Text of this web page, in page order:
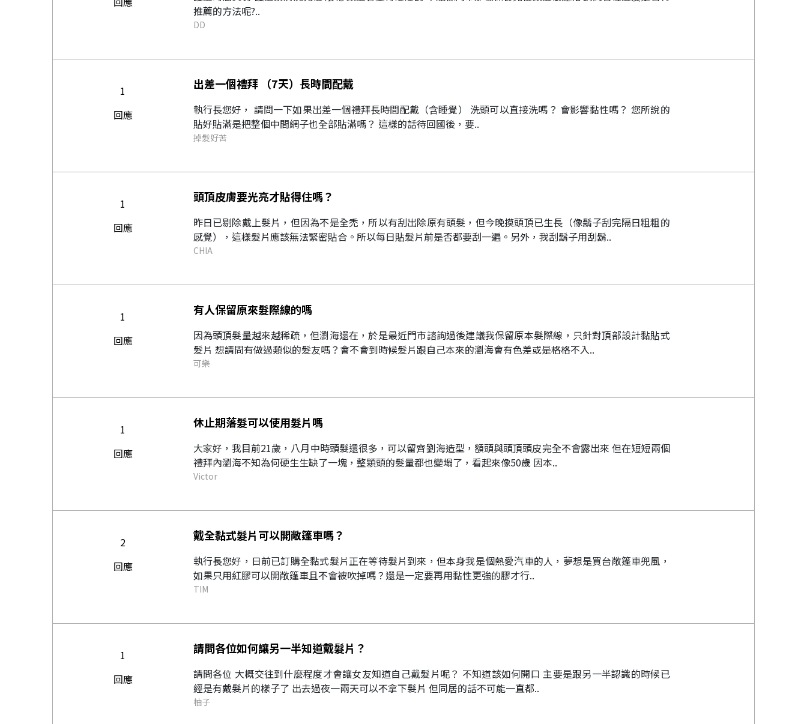
推薦的方法呢?..
DD
1
回應
出差一個禮拜 （7天）長時間配戴
執行長您好， 請問一下如果出差一個禮拜長時間配戴（含睡覺） 洗頭可以直接洗嗎？ 會影響黏性嗎？ 您所說的
貼好貼滿是把整個中間網子也全部貼滿嗎？ 這樣的話待回國後，要..
掉髮好苦
1
回應
頭頂皮膚要光亮才貼得住嗎？
昨日已剔除戴上髮片，但因為不是全禿，所以有刮出除原有頭髮，但今晚摸頭頂已生長（像鬍子刮完隔日粗粗的
感覺），這樣髮片應該無法緊密貼合。所以每日貼髮片前是否都要刮一遍。另外，我刮鬍子用刮鬍..
CHIA
1
回應
有人保留原來髮際線的嗎
因為頭頂髮量越來越稀疏，但瀏海還在，於是最近門市諮詢過後建議我保留原本髮際線，只針對頂部設計黏貼式
髮片 想請問有做過類似的髮友嗎？會不會到時候髮片跟自己本來的瀏海會有色差或是格格不入..
可樂
1
回應
休止期落髮可以使用髮片嗎
大家好，我目前21歲，八月中時頭髮還很多，可以留齊劉海造型，額頭與頭頂頭皮完全不會露出來 但在短短兩個
禮拜內瀏海不知為何硬生生缺了一塊，整顆頭的髮量都也變塌了，看起來像50歲 因本..
Victor
2
回應
戴全黏式髮片可以開敞篷車嗎？
執行長您好，日前已訂購全黏式髮片正在等待髮片到來，但本身我是個熱愛汽車的人，夢想是買台敞篷車兜風，
如果只用紅膠可以開敞篷車且不會被吹掉嗎？還是一定要再用黏性更強的膠才行..
TIM
1
回應
請問各位如何讓另一半知道戴髮片？
請問各位 大概交往到什麼程度才會讓女友知道自己戴髮片呢？ 不知道該如何開口 主要是跟另一半認識的時候已
經是有戴髮片的樣子了 出去過夜一兩天可以不拿下髮片 但同居的話不可能一直都..
柚子